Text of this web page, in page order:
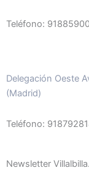
Teléfono:
Delegación Oeste
(Madrid)
Teléfono:
Newsletter